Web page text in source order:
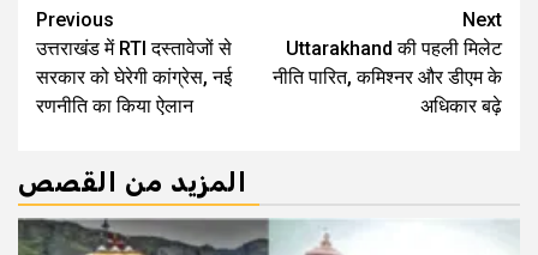
Continue
Reading
Previous
उत्तराखंड में RTI दस्तावेजों से
सरकार को घेरेगी कांग्रेस, नई
रणनीति का किया ऐलान
Next
Uttarakhand की पहली मिलेट
नीति पारित, कमिश्नर और डीएम के
अधिकार बढ़े
المزيد من القصص